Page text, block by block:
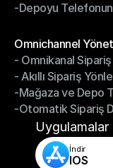
-Stoklarınızı
-Depoyu
Omnichannel
Omnichannel
- Omnikanal
- Omnikanal
- Akıllı Sipariş
- Akıllı Sipariş
-Mağaza ve Depo
-Mağaza ve Depo
-Otomatik Sipariş
-Otomatik Sipariş
Uygulamalar
İndir
IOS